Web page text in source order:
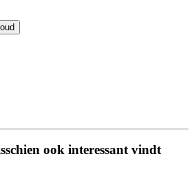
ook interessant vindt